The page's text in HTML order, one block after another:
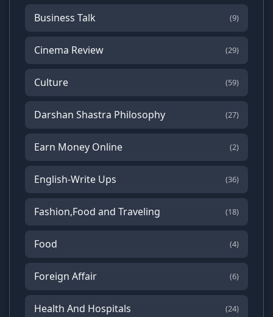
Business Talk (9)
Cinema Review (29)
Culture (59)
Darshan Shastra Philosophy (27)
Earn Money Online (2)
English-Write Ups (36)
Fashion,Food and Traveling (18)
Food (4)
Foreign Affair (6)
Health And Hospitals (24)